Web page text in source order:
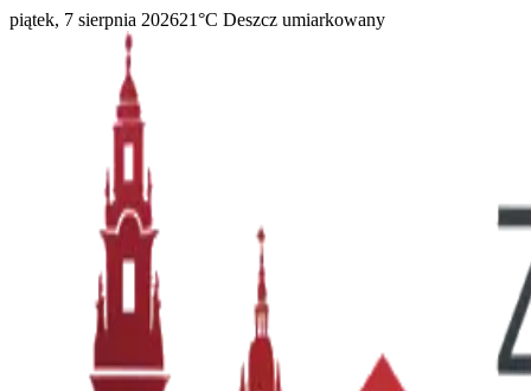
piątek, 7 sierpnia 202621°C Deszcz umiarkowany